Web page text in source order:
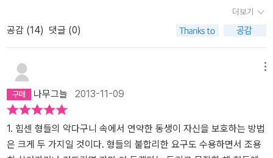
더보기
공감 (14) 댓글 (0)
나무그늘 2013-11-09
1. 힘센 형들의 악다구니 속에서 연약한 동생이 자신을 보호하는 방법
은 크게 두 가지일 것이다. 형들의 불합리한 요구도 수용하면서 조용